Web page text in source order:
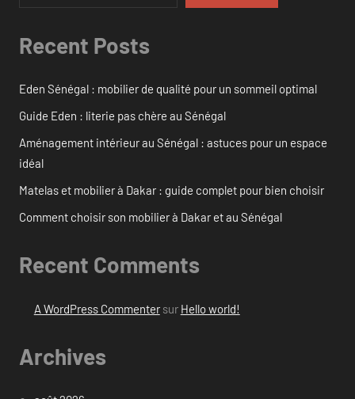
Recent Posts
Eden Sénégal : mobilier de qualité pour un sommeil optimal
Guide Eden : literie pas chère au Sénégal
Aménagement intérieur au Sénégal : astuces pour un espace
idéal
Matelas et mobilier à Dakar : guide complet pour bien choisir
Comment choisir son mobilier à Dakar et au Sénégal
Recent Comments
A WordPress Commentersur Hello world!
Archives